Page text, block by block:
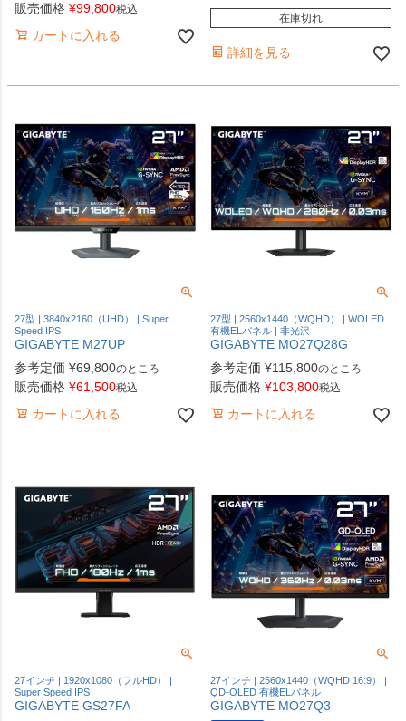
販売価格 ¥99,800税込
カートに入れる
在庫切れ
詳細を見る
27型 | 3840x2160（UHD） | Super
Speed IPS
GIGABYTE M27UP
参考定価 ¥69,800のところ
販売価格 ¥61,500税込
カートに入れる
27型 | 2560x1440（WQHD） | WOLED
有機ELパネル | 非光沢
GIGABYTE MO27Q28G
参考定価 ¥115,800のところ
販売価格 ¥103,800税込
カートに入れる
27インチ | 1920x1080（フルHD） |
Super Speed IPS
GIGABYTE GS27FA
27インチ | 2560x1440（WQHD 16:9） |
QD-OLED 有機ELパネル
GIGABYTE MO27Q3